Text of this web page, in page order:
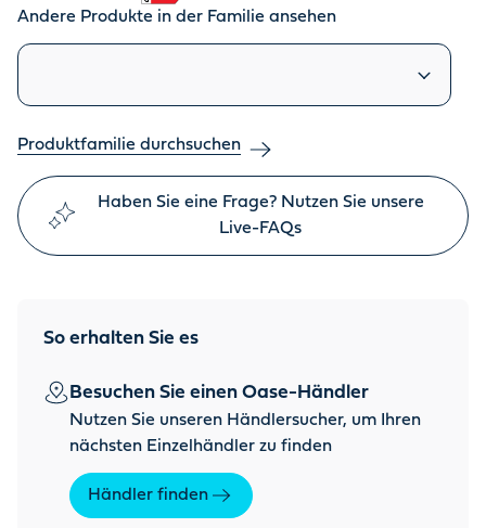
Andere Produkte in der Familie ansehen
Ähnliche Produkte
Produktfamilie durchsuchen
Haben Sie eine Frage? Nutzen Sie unsere
Live-FAQs
So erhalten Sie es
Besuchen Sie einen Oase-Händler
Nutzen Sie unseren Händlersucher, um Ihren
nächsten Einzelhändler zu finden
Händler finden